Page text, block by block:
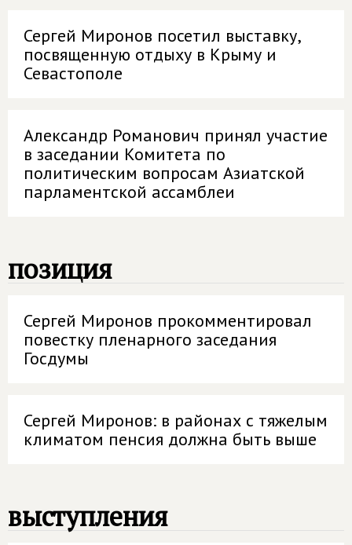
Сергей Миронов посетил выставку,
посвященную отдыху в Крыму и
Севастополе
Александр Романович принял участие
в заседании Комитета по
политическим вопросам Азиатской
парламентской ассамблеи
позиция
Сергей Миронов прокомментировал
повестку пленарного заседания
Госдумы
Сергей Миронов: в районах с тяжелым
климатом пенсия должна быть выше
выступления